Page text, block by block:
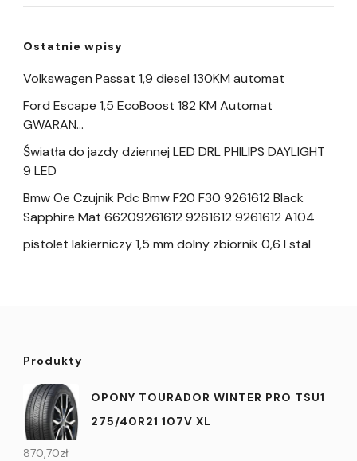
Ostatnie wpisy
Volkswagen Passat 1,9 diesel 130KM automat
Ford Escape 1,5 EcoBoost 182 KM Automat
GWARAN…
Światła do jazdy dziennej LED DRL PHILIPS DAYLIGHT
9 LED
Bmw Oe Czujnik Pdc Bmw F20 F30 9261612 Black
Sapphire Mat 66209261612 9261612 9261612 A104
pistolet lakierniczy 1,5 mm dolny zbiornik 0,6 l stal
Produkty
OPONY TOURADOR WINTER PRO TSU1
275/40R21 107V XL
870,70zł